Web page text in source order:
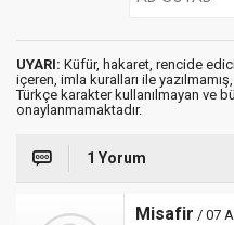
UYARI: Küfür, hakaret, rencide
içeren, imla kuralları ile yazılmamış,
Türkçe karakter kullanılmayan ve
onaylanmamaktadır.
1 Yorum
Misafir / 07